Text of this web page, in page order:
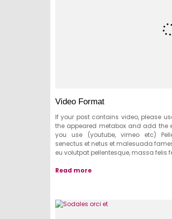
Video Format
If your post contains video, please
the appeared metabox and add the
you use (youtube, vimeo etc)
senectus et netus et malesuada
eu volutpat pellentesque, massa felis
Read more